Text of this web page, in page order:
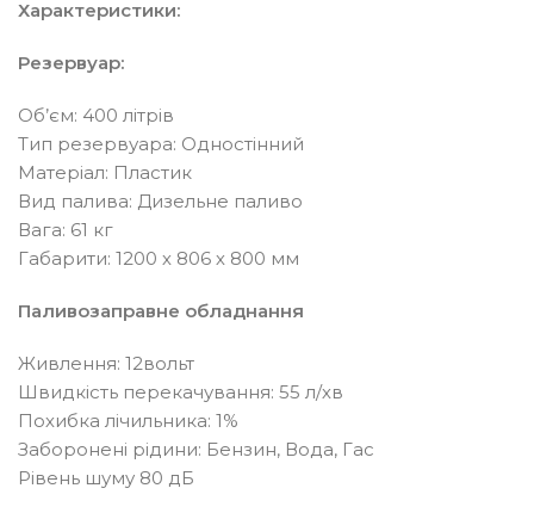
Характеристики:
Резервуар:
Об’єм: 400 літрів
Тип резервуара: Одностінний
Матеріал: Пластик
Вид палива: Дизельне паливо
Вага: 61 кг
Габарити: 1200 х 806 х 800 мм
Паливозаправне обладнання
Живлення: 12вольт
Швидкість перекачування: 55 л/хв
Похибка лічильника: 1%
Заборонені рідини: Бензин, Вода, Гас
Рівень шуму 80 дБ